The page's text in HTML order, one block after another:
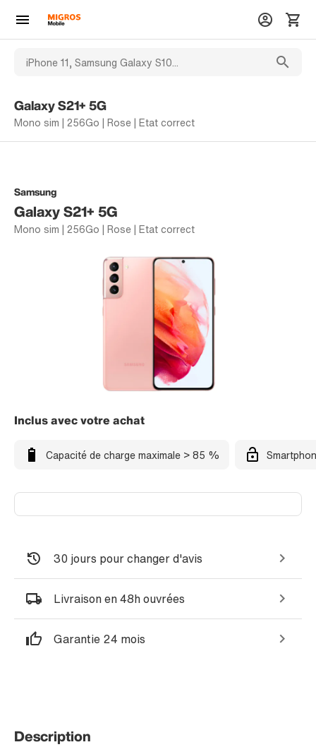
Galaxy S21+ 5G
Mono sim | 256Go | Rose | Etat correct
Samsung
Galaxy S21+ 5G
Mono sim | 256Go | Rose | Etat correct
Inclus avec votre achat
Capacité de charge maximale > 85 %
30 jours pour changer d'avis
Livraison en 48h ouvrées
Garantie 24 mois
Description